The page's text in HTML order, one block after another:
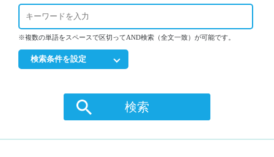
※複数の単語をスペースで区切ってAND検索（全文一致）が可能です。
検索条件を設定
検索